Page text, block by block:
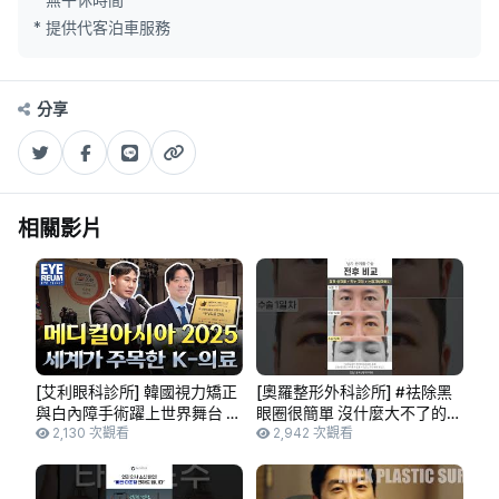
* 提供代客泊車服務
分享
相關影片
[艾利眼科診所] 韓國視力矯正
與白內障手術躍上世界舞台 |
世界矚目的韓國眼科
2,130 次觀看
[奧羅整形外科診所] #祛除黑
眼圈很簡單 沒什麼大不了的～
簡直像開眼了一樣！ #短片
2,942 次觀看